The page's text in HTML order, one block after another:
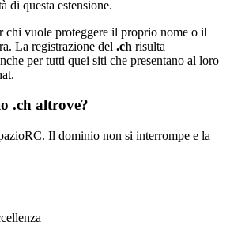
di questa estensione.
chi vuole proteggere il proprio nome o il
La registrazione del .ch risulta
per tutti quei siti che presentano al loro
.ch altrove?
Il dominio non si interrompe e la